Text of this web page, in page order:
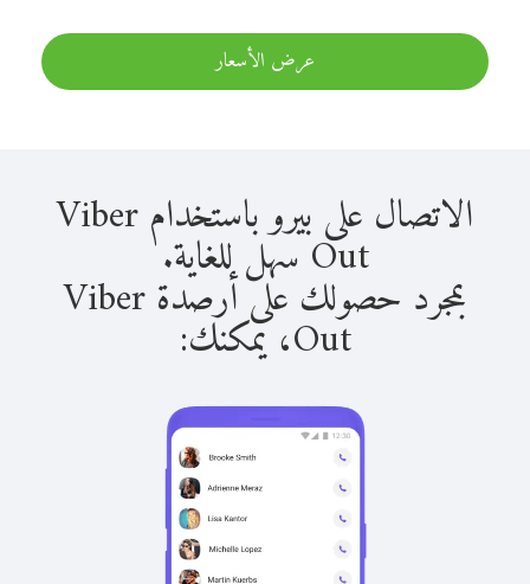
عرض الأسعار
الاتصال على بيرو باستخدام Viber
Out سهل للغاية.
بمجرد حصولك على أرصدة Viber
Out، يمكنك: